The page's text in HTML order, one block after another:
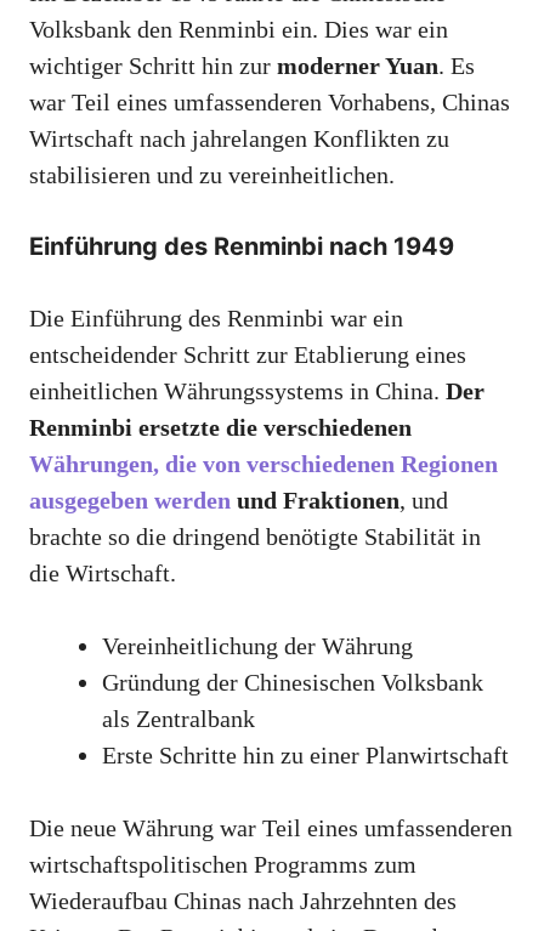
Volksbank den Renminbi ein. Dies war ein
wichtiger Schritt hin zur moderner Yuan. Es
war Teil eines umfassenderen Vorhabens, Chinas
Wirtschaft nach jahrelangen Konflikten zu
stabilisieren und zu vereinheitlichen.
Einführung des Renminbi nach 1949
Die Einführung des Renminbi war ein
entscheidender Schritt zur Etablierung eines
einheitlichen Währungssystems in China. Der
Renminbi ersetzte die verschiedenen
Währungen, die von verschiedenen Regionen
ausgegeben werden und Fraktionen, und
brachte so die dringend benötigte Stabilität in
die Wirtschaft.
Vereinheitlichung der Währung
Gründung der Chinesischen Volksbank
als Zentralbank
Erste Schritte hin zu einer Planwirtschaft
Die neue Währung war Teil eines umfassenderen
wirtschaftspolitischen Programms zum
Wiederaufbau Chinas nach Jahrzehnten des